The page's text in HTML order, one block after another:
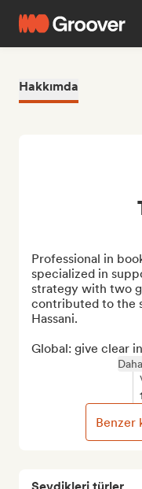
Hakkımda
Professional in
specialized in
strategy with two
contributed to the
Hassani.
Global: give clear
Benzer